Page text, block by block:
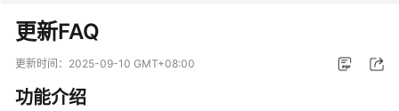
产
介
更新FAQ
更新时间： 2025-09-10 GMT+08:00
功能介绍